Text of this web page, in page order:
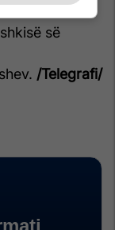
së
/Telegrafi/